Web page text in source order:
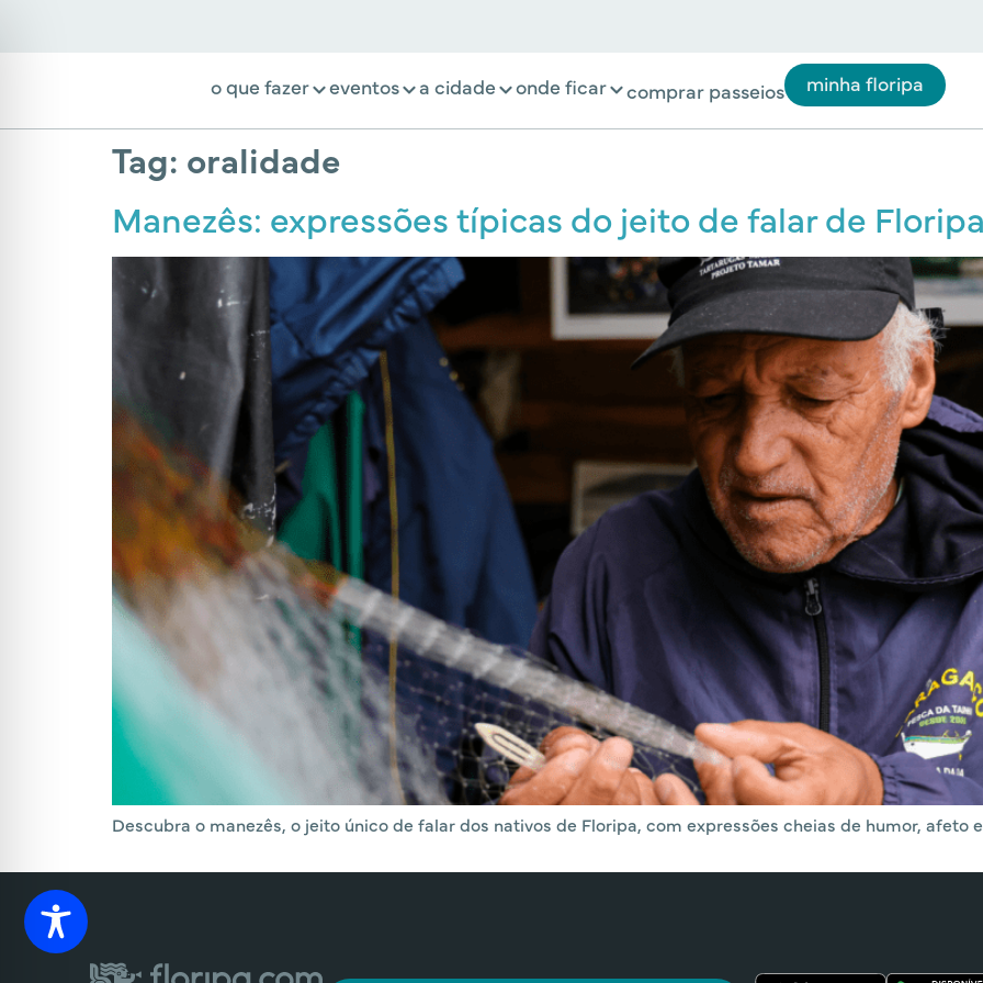
o que fazer eventos a cidade onde ficar comprar passeios minha floripa
Tag: oralidade
Manezês: expressões típicas do jeito de falar de
Descubra o manezês, o jeito único de falar dos nativos de Floripa, com expressões cheias de humor, afeto